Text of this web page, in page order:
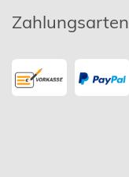
Zahlungsarten